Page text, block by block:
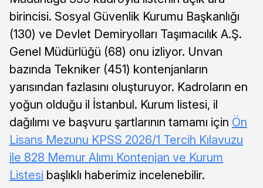
birincisi. Sosyal Güvenlik Kurumu Başkanlığı
(130) ve Devlet Demiryolları Taşımacılık A.Ş.
Genel Müdürlüğü (68) onu izliyor. Unvan
bazında Tekniker (451) kontenjanların
yarısından fazlasını oluşturuyor. Kadroların en
yoğun olduğu il İstanbul. Kurum listesi, il
dağılımı ve başvuru şartlarının tamamı için Ön
Lisans Mezunu KPSS 2026/1 Tercih Kılavuzu
ile 828 Memur Alımı Kontenjan ve Kurum
Listesi başlıklı haberimiz incelenebilir.